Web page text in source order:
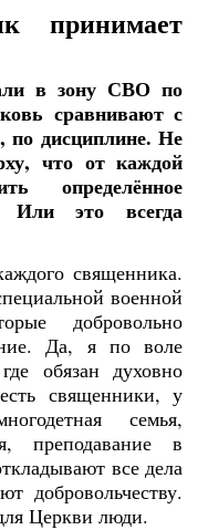
принимает
в зону СВО по
сравнивают с
дисциплине. Не
что от каждой
определённое
Или это всегда
священника.
военной
добровольно
Да, я по воле
обязан духовно
священники, у
семья,
преподавание в
все дела
добровольчеству.
Церкви люди.